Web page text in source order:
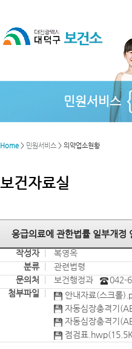
민원서비스
Home > 민원서비스 > 의약업소현황
보건자료실
응급의료에 관한법률 일부개정
작성자 복영옥
분류
관련법령
문의처
보건행정과
042-
첨부파일
안내자료(스크롤
자동심장충격기
자동심장충격기
점검표